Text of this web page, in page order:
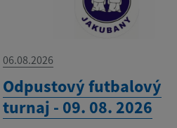
06.08.2026
Odpustový futbalový
turnaj - 09. 08. 2026